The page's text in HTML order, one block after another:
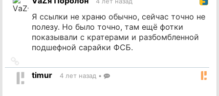
источник
Я ссылки не храню обычно, сейчас точно не
полезу. Но было точно, там ещё фотки
показывали с кратерами и разбомбленной
подшефной сарайки ФСБ.
на
источник
timur 4 лет назад •